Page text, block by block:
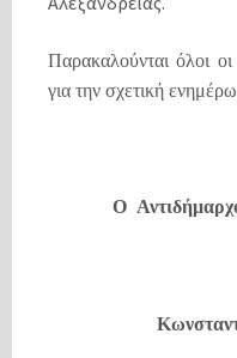
Παρακαλούνται όλοι
για την σχετική
Ο